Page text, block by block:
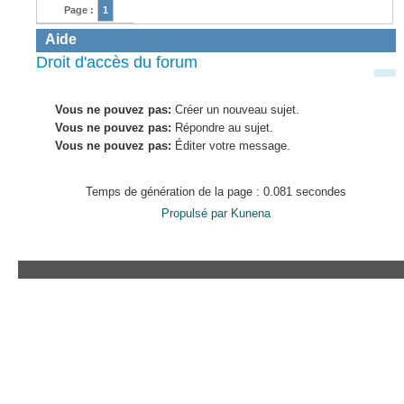
Page : 1
Aide
Droit d'accès du forum
Vous ne pouvez pas: Créer un nouveau sujet.
Vous ne pouvez pas: Répondre au sujet.
Vous ne pouvez pas: Éditer votre message.
Temps de génération de la page : 0.081 secondes
Propulsé par Kunena